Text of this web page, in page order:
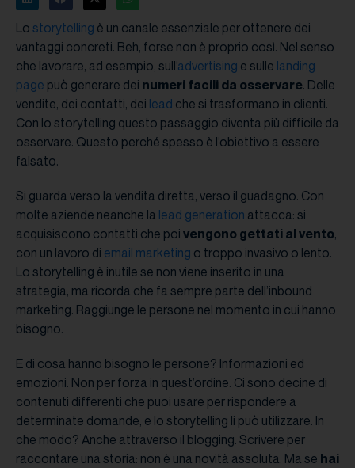
Lo storytelling è un canale essenziale per ottenere dei
vantaggi concreti. Beh, forse non è proprio così. Nel senso
che lavorare, ad esempio, sull’advertising e sulle landing
page può generare dei numeri facili da osservare. Delle
vendite, dei contatti, dei lead che si trasformano in clienti.
Con lo storytelling questo passaggio diventa più difficile da
osservare. Questo perché spesso è l’obiettivo a essere
falsato.
Si guarda verso la vendita diretta, verso il guadagno. Con
molte aziende neanche la lead generation attacca: si
acquisiscono contatti che poi vengono gettati al vento,
con un lavoro di email marketing o troppo invasivo o lento.
Lo storytelling è inutile se non viene inserito in una
strategia, ma ricorda che fa sempre parte dell’inbound
marketing. Raggiunge le persone nel momento in cui hanno
bisogno.
E di cosa hanno bisogno le persone? Informazioni ed
emozioni. Non per forza in quest’ordine. Ci sono decine di
contenuti differenti che puoi usare per rispondere a
determinate domande, e lo storytelling li può utilizzare. In
che modo? Anche attraverso il blogging. Scrivere per
raccontare una storia: non è una novità assoluta. Ma se hai